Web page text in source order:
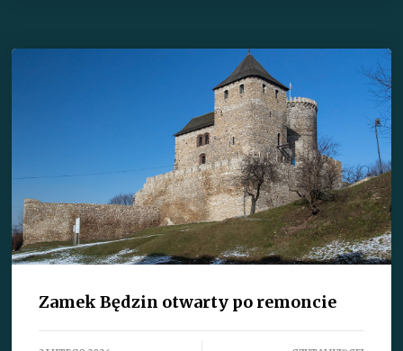
Zamek Będzin otwarty po remoncie